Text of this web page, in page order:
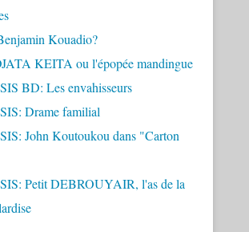
Kouadio?
KEITA ou l'épopée mandingue
BD: Les envahisseurs
Drame familial
John Koutoukou dans "Carton
Petit DEBROUYAIR, l'as de la